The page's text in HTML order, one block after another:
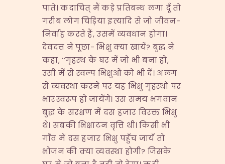
पाते। कदाचित् मैं कड़े प्रतिबन्ध लगा दूँ तो
गरीब लोग चिड़िया इत्यादि से जो जीवन-
निर्वाह करते हैं, उसमें व्यवधान होगा।
देवदत्त ने पूछा- भिक्षु क्या खायें? बुद्ध ने
कहा, ‘‘गृहस्थ के घर में जो भी बना हो,
उसी में से स्वल्प भिक्षुओं को भी दें। अलग
से व्यवस्था करने पर यह भिक्षु गृहस्थों पर
भारस्वरूप हो जायेंगे। उस समय भगवान
बुद्ध के संरक्षण में दस हजार विरक्त भिक्षु
थे। सबकी भिक्षाटन वृत्ति थी। किसी भी
गाँव में दस हजार भिक्षु पहुँच जायँ तो
भोजन की क्या व्यवस्था होगी? जिसके